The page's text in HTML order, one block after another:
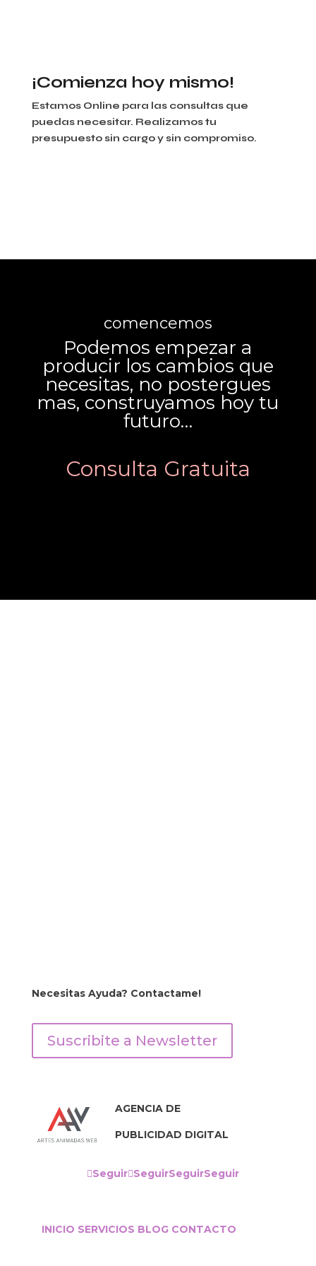
¡Comienza hoy mismo!
Estamos Online para las consultas que
puedas necesitar. Realizamos tu
presupuesto sin cargo y sin compromiso.
comencemos
Podemos empezar a
producir los cambios que
necesitas, no postergues
mas, construyamos hoy tu
futuro…
Consulta Gratuita
Necesitas Ayuda? Contactame!
Suscribite a Newsletter
AGENCIA DE
PUBLICIDAD DIGITAL
Seguir SeguirSeguirSeguir
INICIO SERVICIOS BLOG CONTACTO